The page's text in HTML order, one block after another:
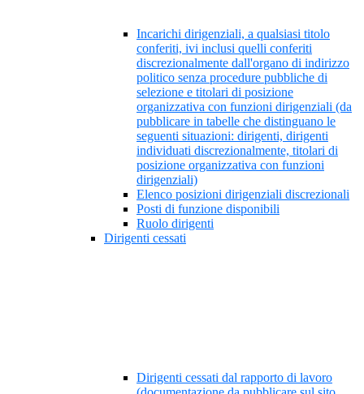
Incarichi dirigenziali, a qualsiasi titolo
conferiti, ivi inclusi quelli conferiti
discrezionalmente dall'organo di indirizzo
politico senza procedure pubbliche di
selezione e titolari di posizione
organizzativa con funzioni dirigenziali (da
pubblicare in tabelle che distinguano le
seguenti situazioni: dirigenti, dirigenti
individuati discrezionalmente, titolari di
posizione organizzativa con funzioni
dirigenziali)
Elenco posizioni dirigenziali discrezionali
Posti di funzione disponibili
Ruolo dirigenti
Dirigenti cessati
Dirigenti cessati dal rapporto di lavoro